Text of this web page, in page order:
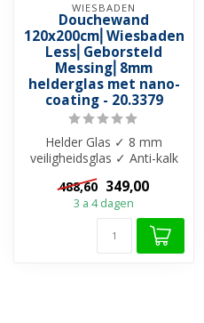
WIESBADEN
Douchewand
120x200cm⎢Wiesbaden
Less⎢Geborsteld
Messing⎢8mm
helderglas met nano-
coating - 20.3379
Helder Glas ✓ 8 mm
veiligheidsglas ✓ Anti-kalk
behandeling ✓ Zonder
muurprofiel...
488,60 349,00
3 a 4 dagen